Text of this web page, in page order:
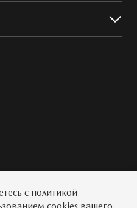
с политикой